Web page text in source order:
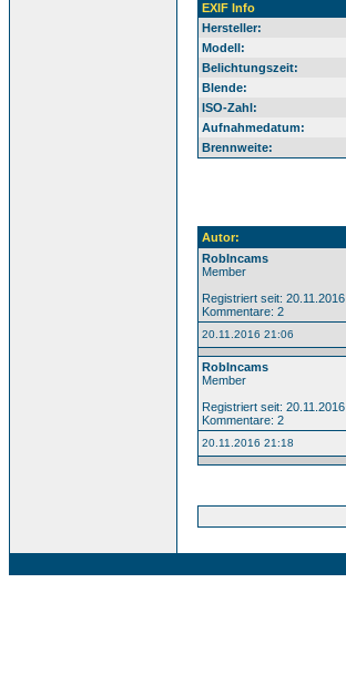
EXIF Info
Hersteller:
Modell:
Belichtungszeit:
Blende:
ISO-Zahl:
Aufnahmedatum:
Brennweite:
Autor:
RobIncams
Member
Registriert seit: 20.11.2016
Kommentare: 2
20.11.2016 21:06
RobIncams
Member
Registriert seit: 20.11.2016
Kommentare: 2
20.11.2016 21:18